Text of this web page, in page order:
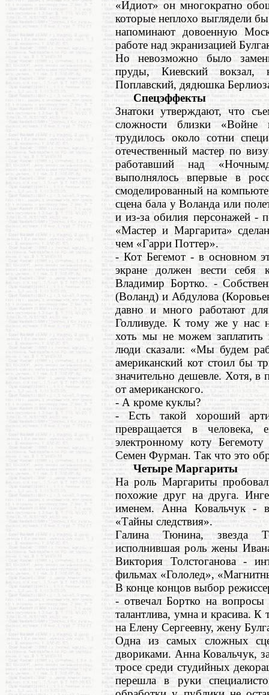
«Идиот» он многократно
которые неплохо выглядели
напоминают довоенную
работе над экранизацией
Но невозможно было
пруды, Киевский вокзал,
Поплавский, дядюшка
Спецэффекты
Знатоки утверждают, что
сложности близки
трудилось около сотни
отечественный мастер по
работавший над
выполнялось впервые в
смоделированный на
сцена бала у Воланда или
и из-за обилия персонажей -
«Мастер и Маргарита»
чем «Гарри Поттер».
- Кот Бегемот - в основном
экране должен вести себя
Владимир Бортко. -
(Воланд) и Абдулова
давно и много работают
Голливуде. К тому же у нас
хоть мы не можем заплатить
люди сказали: «Мы будем
американский кот стоил бы
значительно дешевле. Хотя, в
от американского.
- А кроме куклы?
- Есть такой хороший
превращается в
электронному коту
Семен Фурман. Так что это
Четыре Маргариты
На роль Маргариты
похожие друг на друга.
именем. Анна Ковальчук -
«Тайны следствия».
Галина Тюнина, звезда
исполнившая роль жены
Виктория Толстоганова -
фильмах «Гололед»,
В конце концов выбор
- отвечал Бортко на
талантлива, умна и красива.
на Елену Сергеевну, жену
Одна из самых сложных
двориками. Анна Ковальчук,
тросе среди студийных
перешла в руки